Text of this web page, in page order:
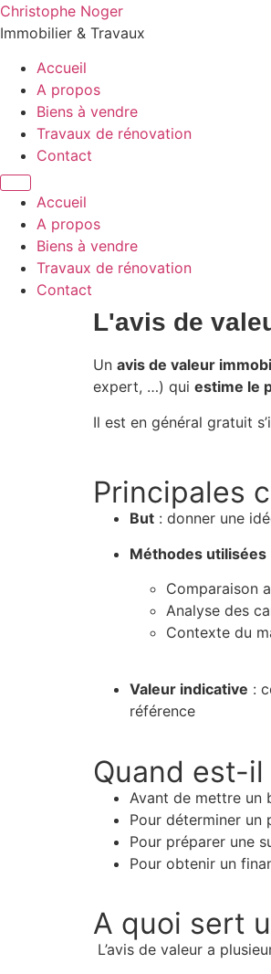
Christophe Noger
Immobilier & Travaux
Accueil
A propos
Biens à vendre
Travaux de rénovation
Contact
Accueil
A propos
Biens à vendre
Travaux de rénovation
Contact
L'avis de
Un avis de valeur
expert, …) qui estime le
Il est en général gratuit
Principales
But : donner une
Méthodes utilisées
Comparaison
Analyse des
Contexte du
Valeur indicative :
référence
Quand est-
Avant de mettre un
Pour déterminer un
Pour préparer une
Pour obtenir un
A quoi sert
L’avis de valeur a